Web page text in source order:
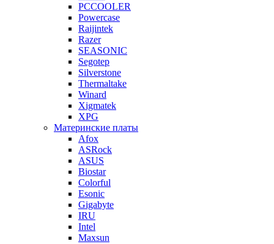
PCCOOLER
Powercase
Raijintek
Razer
SEASONIC
Segotep
Silverstone
Thermaltake
Winard
Xigmatek
XPG
Материнские платы
Afox
ASRock
ASUS
Biostar
Colorful
Esonic
Gigabyte
IRU
Intel
Maxsun